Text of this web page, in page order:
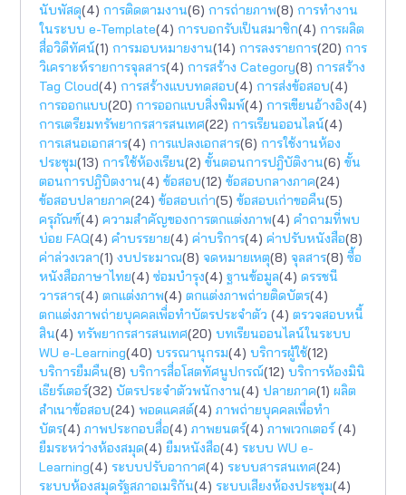
นับพัสดุ(4) การติดตามงาน(6) การถ่ายภาพ(8) การทำงาน
ในระบบ e-Template(4) การบอกรับเป็นสมาชิก(4) การผลิต
สื่อวิดีทัศน์(1) การมอบหมายงาน(14) การลงรายการ(20) การ
วิเคราะห์รายการจุลสาร(4) การสร้าง Category(8) การสร้าง
Tag Cloud(4) การสร้างแบบทดสอบ(4) การส่งข้อสอบ(4)
การออกแบบ(20) การออกแบบสิ่งพิมพ์(4) การเขียนอ้างอิง(4)
การเตรียมทรัพยากรสารสนเทศ(22) การเรียนออนไลน์(4)
การเสนอเอกสาร(4) การแปลงเอกสาร(6) การใช้งานห้อง
ประชุม(13) การใช้ห้องเรียน(2) ขั้นตอนการปฎิบัติงาน(6) ขั้น
ตอนการปฎิบิตงาน(4) ข้อสอบ(12) ข้อสอบกลางภาค(24)
ข้อสอบปลายภาค(24) ข้อสอบเก่า(5) ข้อสอบเก่าขอคืน(5)
ครุภัณฑ์(4) ความสำคัญของการตกแต่งภาพ(4) คำถามที่พบ
บ่อย FAQ(4) คำบรรยาย(4) ค่าบริการ(4) ค่าปรับหนังสือ(8)
ค่าล่วงเวลา(1) งบประมาณ(8) จดหมายเหตุ(8) จุลสาร(8) ซื้อ
หนังสือภาษาไทย(4) ซ่อมบำรุง(4) ฐานข้อมูล(4) ดรรชนี
วารสาร(4) ตกแต่งภาพ(4) ตกแต่งภาพถ่ายติดบัตร(4)
ตกแต่งภาพถ่ายบุคคลเพื่อทำบัตรประจำตัว (4) ตรวจสอบหนี้
สิน(4) ทรัพยากรสารสนเทศ(20) บทเรียนออนไลน์ในระบบ
WU e-Learning(40) บรรณานุกรม(4) บริการผู้ใช้(12)
บริการยืมคืน(8) บริการสื่อโสตทัศนูปกรณ์(12) บริการห้องมินิ
เธียร์เตอร์(32) บัตรประจำตัวพนักงาน(4) ปลายภาค(1) ผลิต
สำเนาข้อสอบ(24) พอดแคสต์(4) ภาพถ่ายบุคคลเพื่อทำ
บัตร(4) ภาพประกอบสื่อ(4) ภาพยนตร์(4) ภาพเวกเตอร์(4)
ยืมระหว่างห้องสมุด(4) ยืมหนังสือ(4) ระบบ WU e-
Learning(4) ระบบปรับอากาศ(4) ระบบสารสนเทศ(24)
ระบบห้องสมุดรัฐสภาอเมริกัน(4) ระบบเสียงห้องประชุม(4)